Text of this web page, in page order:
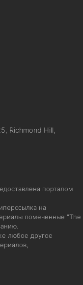
Richmond Hill,
порталом
на
помеченные "The
любое другое